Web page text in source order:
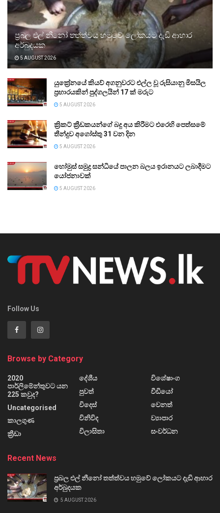
ප්‍රබල එල් නීනෝ තත්ත්වය හමුවේ ලෝකයට දැඩි ආහාර
අර්බුදයක
5 AUGUST 2026
යුක්‍රේනයේ කියව් අගනුවරට එල්ල වූ රුසියානු මිසයිල
ප්‍රහාරයකින් පුද්ගලයින් 17 ක් මරුට
5 AUGUST 2026
ක්‍රිකට් ක්‍රීඩකයන්ගේ බදු අය කිරීමට එරෙහි පෙත්සමේ
තීන්දුව අගෝස්තු 31 වන දින
5 AUGUST 2026
හෝමුස් සමුද්‍ර සන්ධියේ පාලන බලය ඉරානයට ලබාදීමට
යෝජනාවක්
5 AUGUST 2026
Follow Us
Browse by Category
2020
පාර්ලිමේන්තුවට යන
225 කවුද?
Uncategorised
කාලගුණ
ක්‍රීඩා
දේශීය
පුවත්
විදෙස්
විනිවිද
විලාසිතා
විශේෂාංග
වීඩියෝ
වෙනත්
ව්‍යාපාර
සංවර්ධන
Recent News
ප්‍රබල එල් නීනෝ තත්ත්වය හමුවේ ලෝකයට දැඩි ආහාර
අර්බුදයක
5 AUGUST 2026